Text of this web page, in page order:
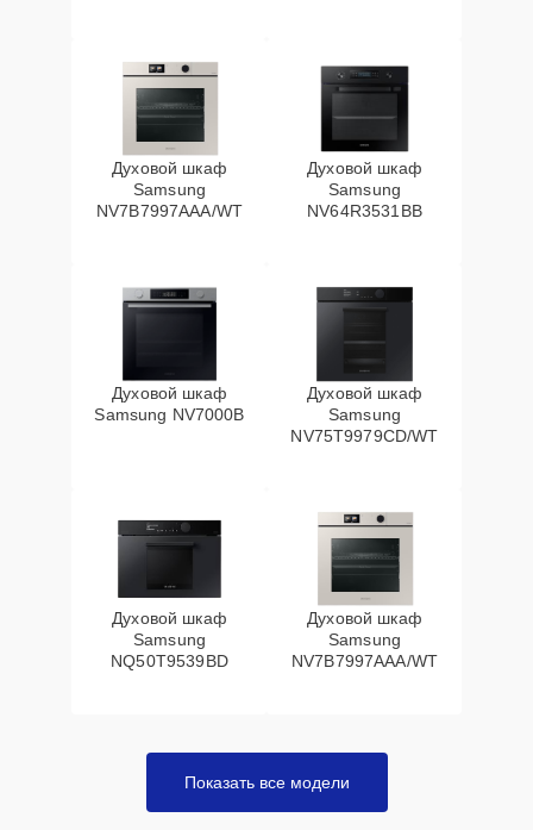
Духовой шкаф
Samsung
NV7B7997AAA/WT
Духовой шкаф
Samsung
NV64R3531BB
Духовой шкаф
Samsung NV7000B
Духовой шкаф
Samsung
NV75T9979CD/WT
Духовой шкаф
Samsung
NQ50T9539BD
Духовой шкаф
Samsung
NV7B7997AAA/WT
Показать все модели